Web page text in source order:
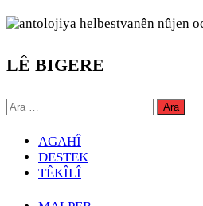
LÊ BIGERE
Arama:
AGAHÎ
DESTEK
TÊKÎLÎ